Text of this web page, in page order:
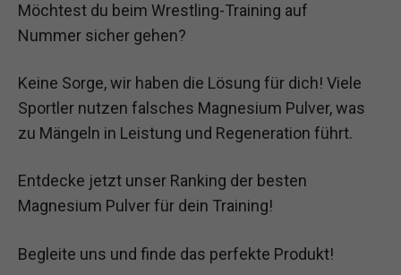
Möchtest du beim Wrestling-Training auf
Nummer sicher gehen?
Keine Sorge, wir haben die Lösung für dich! Viele
Sportler nutzen falsches Magnesium Pulver, was
zu Mängeln in Leistung und Regeneration führt.
Entdecke jetzt unser Ranking der besten
Magnesium Pulver für dein Training!
Begleite uns und finde das perfekte Produkt!